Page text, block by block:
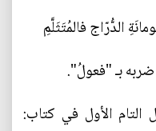
الدُّرّاج فالمُتَثَلَّمِ
بـ "فعولُ".
الأول في كتاب: